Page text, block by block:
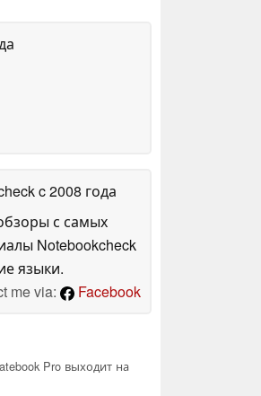
c 2008 года
с самых
Notebookcheck
языки.
me via:
Facebook
Pro выходит на